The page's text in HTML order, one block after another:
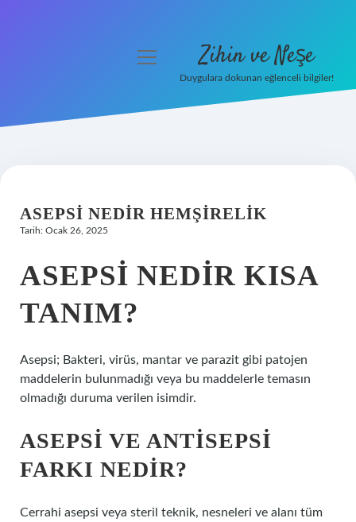
Hakkımızda
menüyü
Zihin ve Neşe
Duygulara dokunan eğlenceli bilgiler!
ASEPSI NEDIR HEMŞIRELIK
Tarih: Ocak 26, 2025
ASEPSI NEDIR KISA
TANIM?
Asepsi; Bakteri, virüs, mantar ve parazit gibi patojen
maddelerin bulunmadığı veya bu maddelerle temasın
olmadığı duruma verilen isimdir.
ASEPSI VE ANTISEPSI
FARKI NEDIR?
Cerrahi asepsi veya steril teknik, nesneleri ve alanı tüm